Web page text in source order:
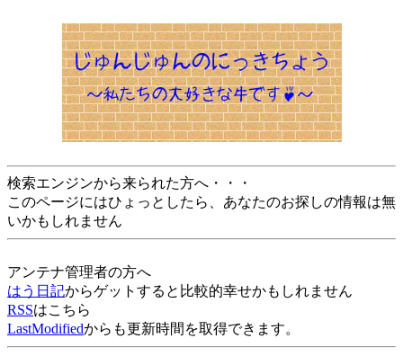
検索エンジンから来られた方へ・・・
このページにはひょっとしたら、あなたのお探しの情報は無
いかもしれません
アンテナ管理者の方へ
はう日記からゲットすると比較的幸せかもしれません
RSSはこちら
LastModifiedからも更新時間を取得できます。